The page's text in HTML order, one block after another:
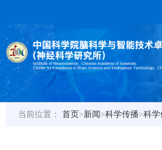
当前位置： 首页>新闻>科学传播>科学